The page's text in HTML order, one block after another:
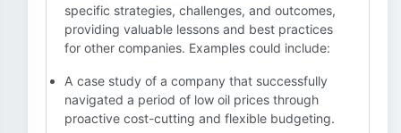
specific strategies, challenges, and outcomes,
providing valuable lessons and best practices
for other companies. Examples could include:
A case study of a company that successfully
navigated a period of low oil prices through
proactive cost-cutting and flexible budgeting.